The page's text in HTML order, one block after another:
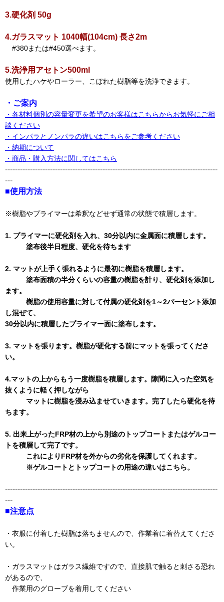
3.硬化剤 50g
4.ガラスマット 1040幅(104cm) 長さ2m
#380または#450選べます。
5.洗浄用アセトン500ml
使用したハケやローラー、こぼれた樹脂等を洗浄できます。
・ご案内
・各材料個別の容量変更を希望のお客様はこちらからお気軽にご相
談ください
・インパラとノンパラの違いはこちらをご参考ください
・納期について
・商品・購入方法に関してはこちら
-------------------------------------------------------------------------------------
---
■使用方法
※樹脂やプライマーは希釈などせず通常の状態で積層します。
1. プライマーに硬化剤を入れ、30分以内に金属面に積層します。
塗布後半日程度、硬化を待ちます
2. マットが上手く張れるように最初に樹脂を積層します。
塗布面積の半分くらいの容量の樹脂を計り、硬化剤を添加し
ます。
樹脂の使用容量に対して付属の硬化剤を1～2パーセント添加
し混ぜて、
30分以内に積層したプライマー面に塗布します。
3. マットを張ります。樹脂が硬化する前にマットを張ってくださ
い。
4.マットの上からもう一度樹脂を積層します。隙間に入った空気を
抜くように軽く押しながら
マットに樹脂を浸み込ませていきます。完了したら硬化を待
ちます。
5. 出来上がったFRP材の上から別途のトップコートまたはゲルコー
トを積層して完了です。
これによりFRP材を外からの劣化を保護してくれます。
※ゲルコートとトップコートの用途の違いはこちら。
-------------------------------------------------------------------------------------
---
■注意点
・衣服に付着した樹脂は落ちませんので、作業着に着替えてくださ
い。
・ガラスマットはガラス繊維ですので、直接肌で触ると刺さる恐れ
があるので、
作業用のグローブを着用してください